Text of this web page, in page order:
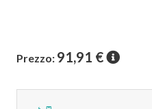
Prezzo: 91,91 €